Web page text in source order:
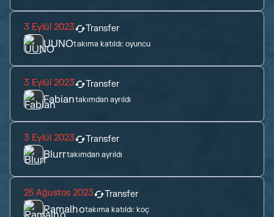
3 Eylül 2023 Transfer
UUNOtakıma katıldı: oyuncu
3 Eylül 2023 Transfer
Fabiantakımdan ayrıldı
3 Eylül 2023 Transfer
Blurrtakımdan ayrıldı
25 Ağustos 2023 Transfer
Ramalhotakıma katıldı:koç